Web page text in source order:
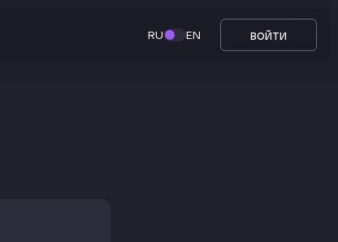
RU EN войти